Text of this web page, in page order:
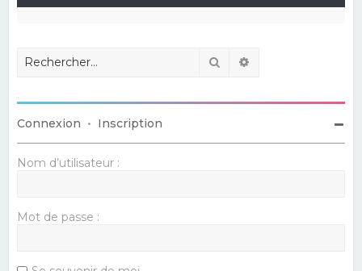
Rechercher
Connexion • Inscription
Nom d’utilisateur :
Mot de passe :